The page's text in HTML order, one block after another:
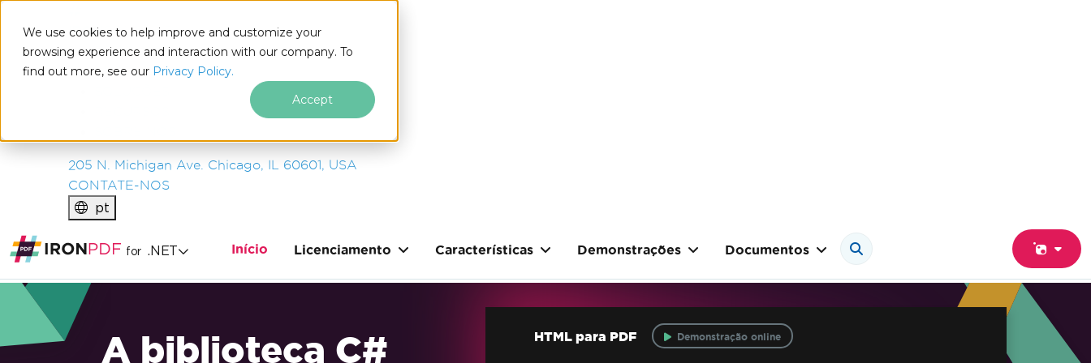
We use cookies to help improve and customize your
browsing experience and interaction with our company. To
find out more, see our Privacy Policy.
Accept
IRONSOFTWARE
PRODUTOS
EMPRESA
205 N. Michigan Ave. Chicago, IL 60601, USA
CONTATE-NOS
pt
for .NET Início Licenciamento Características Demonstrações Documentos
A biblioteca C#
HTML para PDF Demonstração online